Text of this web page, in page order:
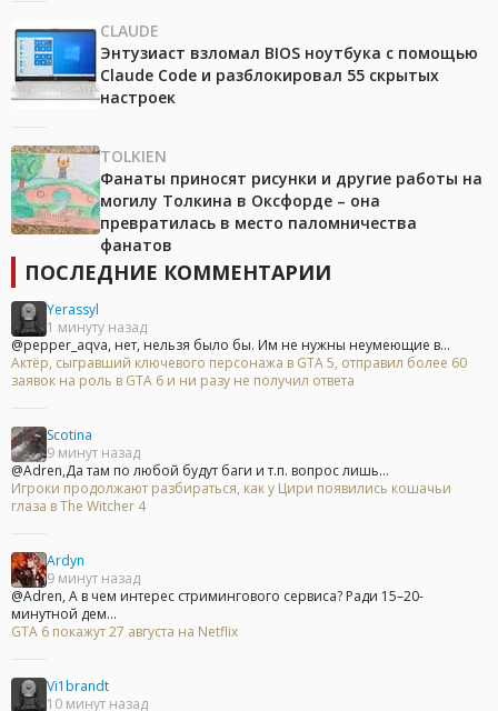
CLAUDE
Энтузиаст взломал BIOS ноутбука с помощью
Claude Code и разблокировал 55 скрытых
настроек
TOLKIEN
Фанаты приносят рисунки и другие работы на
могилу Толкина в Оксфорде – она
превратилась в место паломничества
фанатов
ПОСЛЕДНИЕ КОММЕНТАРИИ
Yerassyl
1 минуту назад
@pepper_aqva, нет, нельзя было бы. Им не нужны неумеющие в...
Актёр, сыгравший ключевого персонажа в GTA 5, отправил более 60
заявок на роль в GTA 6 и ни разу не получил ответа
Scotina
9 минут назад
@Adren,Да там по любой будут баги и т.п. вопрос лишь...
Игроки продолжают разбираться, как у Цири появились кошачьи
глаза в The Witcher 4
Ardyn
9 минут назад
@Adren, А в чем интерес стримингового сервиса? Ради 15–20-
минутной дем...
GTA 6 покажут 27 августа на Netflix
Vi1brandt
10 минут назад